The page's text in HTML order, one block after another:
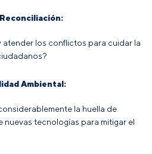
los conflictos para cuidar la
Ambiental:
la huella de
nuevas tecnologías para mitigar el